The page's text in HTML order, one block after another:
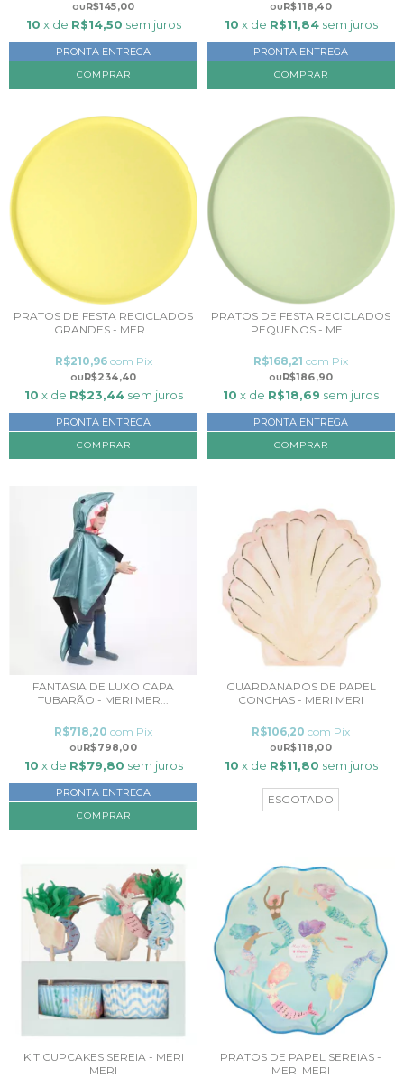
R$145,00
10 x de R$14,50 sem juros
PRONTA ENTREGA
R$118,40
10 x de R$11,84 sem juros
PRONTA ENTREGA
COMPRAR
PRATOS DE FESTA RECICLADOS
GRANDES - MER...
R$234,40
R$210,96 com Pix
10 x de R$23,44 sem juros
PRONTA ENTREGA
PRATOS DE FESTA RECICLADOS
PEQUENOS - ME...
R$186,90
R$168,21 com Pix
10 x de R$18,69 sem juros
PRONTA ENTREGA
FANTASIA DE LUXO CAPA
TUBARÃO - MERI MER...
R$798,00
R$718,20 com Pix
10 x de R$79,80 sem juros
PRONTA ENTREGA
GUARDANAPOS DE PAPEL
CONCHAS - MERI MERI
R$118,00
R$106,20 com Pix
10 x de R$11,80 sem juros
ESGOTADO
KIT CUPCAKES SEREIA - MERI
MERI
PRATOS DE PAPEL SEREIAS -
MERI MERI